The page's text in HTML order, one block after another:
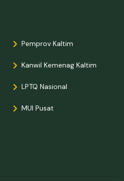
Pemprov Kaltim
Kanwil Kemenag Kaltim
LPTQ Nasional
MUI Pusat